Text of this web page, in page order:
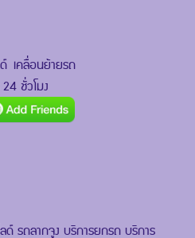
เคลื่อนย้ายรถ
ชั่วโมง
รถลากจูง บริการยกรถ บริการ